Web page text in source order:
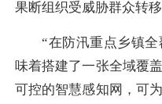
果断组织受威胁群众转
“在防汛重点乡镇
味着搭建了一张全域覆
可控的智慧感知网，可